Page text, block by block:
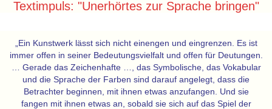
Textimpuls: "Unerhörtes zur Sprache bringen"
„Ein Kunstwerk lässt sich nicht einengen und eingrenzen. Es ist
immer offen in seiner Bedeutungsvielfalt und offen für Deutungen.
… Gerade das Zeichenhafte …, das Symbolische, das Vokabular
und die Sprache der Farben sind darauf angelegt, dass die
Betrachter beginnen, mit ihnen etwas anzufangen. Und sie
fangen mit ihnen etwas an, sobald sie sich auf das Spiel der